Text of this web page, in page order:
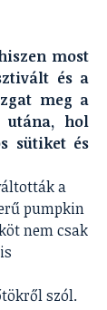
most
és a
meg a
utána, hol
sütiket és
a
pumpkin
nem csak
szól.